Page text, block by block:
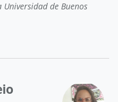
Universidad de Buenos